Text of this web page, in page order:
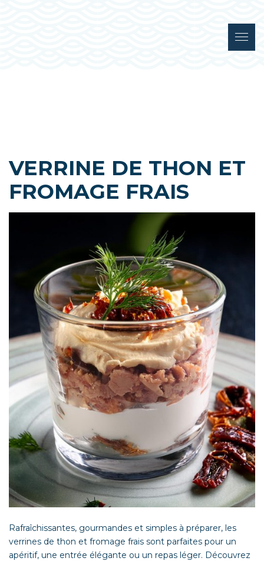
VERRINE DE THON ET
FROMAGE FRAIS
Rafraîchissantes, gourmandes et simples à préparer, les
verrines de thon et fromage frais sont parfaites pour un
apéritif, une entrée élégante ou un repas léger. Découvrez